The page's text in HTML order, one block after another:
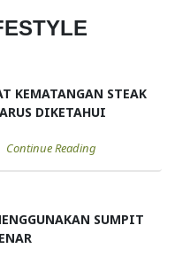
KEMATANGAN STEAK
DIKETAHUI
Continue Reading
SUMPIT